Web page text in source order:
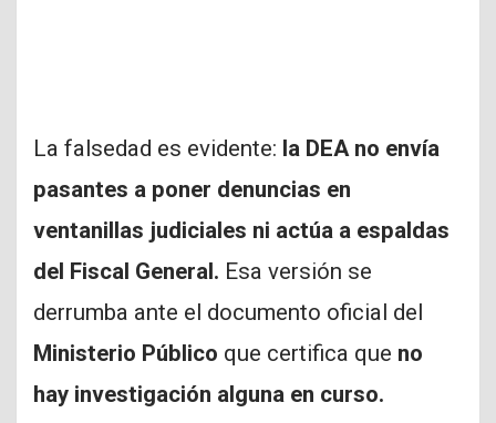
La falsedad es evidente: la DEA no envía
pasantes a poner denuncias en
ventanillas judiciales ni actúa a espaldas
del Fiscal General. Esa versión se
derrumba ante el documento oficial del
Ministerio Público que certifica que no
hay investigación alguna en curso.